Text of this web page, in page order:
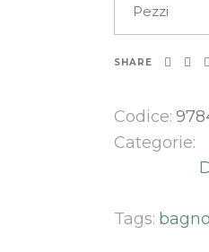
Medicazioni per
Pezzi
SHARE
Codice:
Categorie:
Tags: